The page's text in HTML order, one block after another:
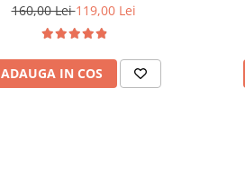
160,00 Lei119,00 Lei
ADAUGA IN COS